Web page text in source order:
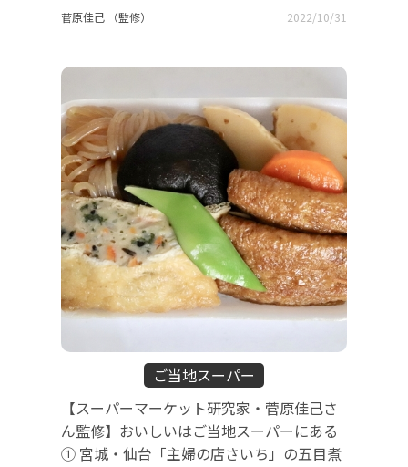
菅原佳己 （監修） 2022/10/31
ご当地スーパー
【スーパーマーケット研究家・菅原佳己さ
ん監修】おいしいはご当地スーパーにある
① 宮城・仙台「主婦の店さいち」の五目煮